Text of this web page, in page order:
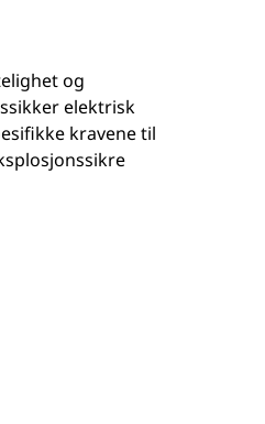
og
elektrisk
kravene til